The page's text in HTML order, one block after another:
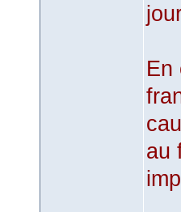
En
au